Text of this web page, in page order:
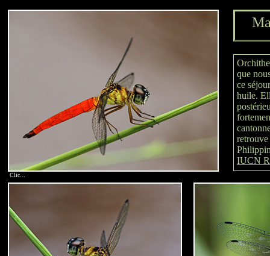
que
ce
huile.
retrouve
IUCN
Clic...